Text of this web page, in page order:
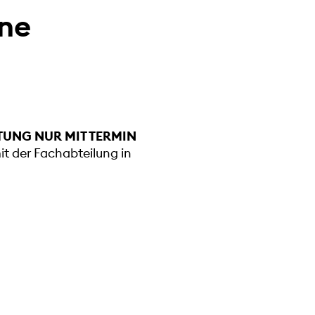
NUR MIT TERMIN
der Fachabteilung in